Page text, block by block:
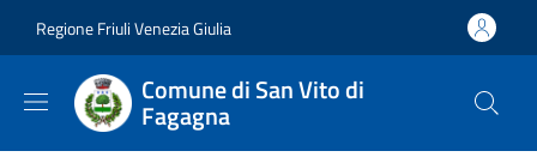
Regione Friuli Venezia Giulia
Comune di San Vito di
Fagagna